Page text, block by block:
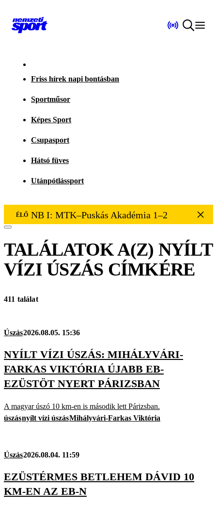
Friss hírek napi bontásban
Sportműsor
Képes Sport
Csupasport
Hátsó füves
Utánpótlássport
ÉLŐ NB I: MTK–Puskás Akadémia 1–2
TALÁLATOK A(Z) NYÍLT
VÍZI ÚSZÁS CÍMKÉRE
411 találat
Úszás2026.08.05. 15:36
NYÍLT VÍZI ÚSZÁS: MIHÁLYVÁRI-
FARKAS VIKTÓRIA ÚJABB EB-
EZÜSTÖT NYERT PÁRIZSBAN
A magyar úszó 10 km-en is második lett Párizsban.
úszásnyílt vízi úszásMihályvári-Farkas Viktória
Úszás2026.08.04. 11:59
EZÜSTÉRMES BETLEHEM DÁVID 10
KM-EN AZ EB-N